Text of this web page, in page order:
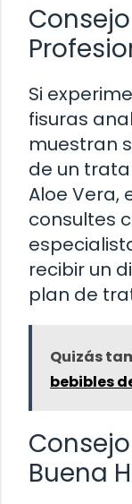
Si
fisuras
muestran
de un
Aloe Vera,
consultes
recibir un
plan de
Quizás
bebibles
Buena